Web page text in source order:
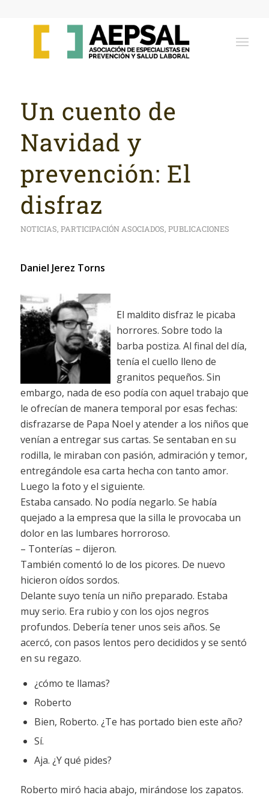
Un cuento de
Navidad y
prevención: El
disfraz
NOTICIAS, PARTICIPACIÓN ASOCIADOS, PUBLICACIONES
Daniel Jerez Torns
El maldito disfraz le picaba
horrores. Sobre todo la
barba postiza. Al final del día,
tenía el cuello lleno de
granitos pequeños. Sin
embargo, nada de eso podía con aquel trabajo que
le ofrecían de manera temporal por esas fechas:
disfrazarse de Papa Noel y atender a los niños que
venían a entregar sus cartas. Se sentaban en su
rodilla, le miraban con pasión, admiración y temor,
entregándole esa carta hecha con tanto amor.
Luego la foto y el siguiente.
Estaba cansado. No podía negarlo. Se había
quejado a la empresa que la silla le provocaba un
dolor en las lumbares horroroso.
– Tonterías – dijeron.
También comentó lo de los picores. De nuevo
hicieron oídos sordos.
Delante suyo tenía un niño preparado. Estaba
muy serio. Era rubio y con los ojos negros
profundos. Debería tener unos seis años. Se
acercó, con pasos lentos pero decididos y se sentó
en su regazo.
¿cómo te llamas?
Roberto
Bien, Roberto. ¿Te has portado bien este año?
Sí.
Aja. ¿Y qué pides?
Roberto miró hacia abajo, mirándose los zapatos.